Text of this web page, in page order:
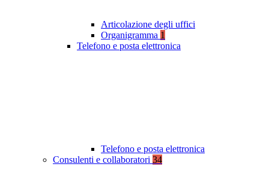
Articolazione degli uffici
Organigramma 1
Telefono e posta elettronica
Telefono e posta elettronica
Consulenti e collaboratori 34